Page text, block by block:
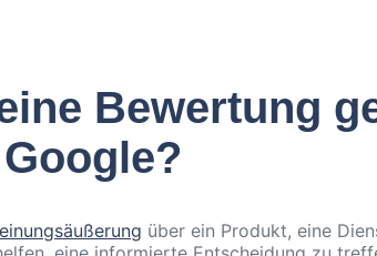
Bewertung
über ein Produkt, eine